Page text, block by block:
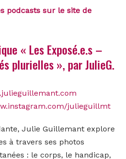
podcasts sur le site de
« Les Exposé.e.s –
plurielles », par JulieG.
julieguillmt
Julie Guillemant explore
à travers ses photos
: le corps, le handicap,